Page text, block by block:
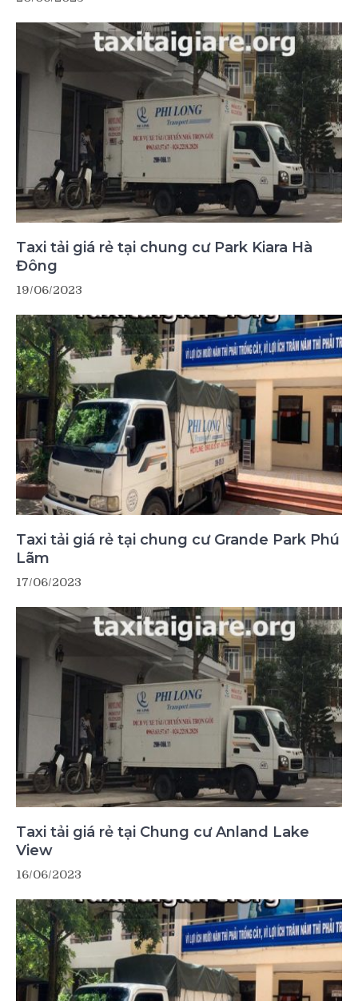
Taxi tải giá rẻ tại chung cư Park Kiara Hà
Đông
19/06/2023
Taxi tải giá rẻ tại chung cư Grande Park Phú
Lãm
17/06/2023
Taxi tải giá rẻ tại Chung cư Anland Lake
View
16/06/2023